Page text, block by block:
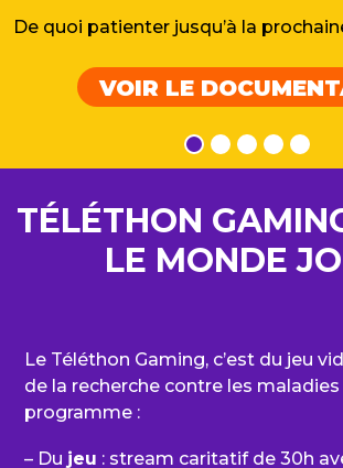
De quoi patienter jusqu’à la
VOIR LE
TÉLÉTHON
LE MONDE
Le Téléthon Gaming, c’est du jeu
de la recherche contre les maladies
programme :
– Du jeu : stream caritatif de 30h